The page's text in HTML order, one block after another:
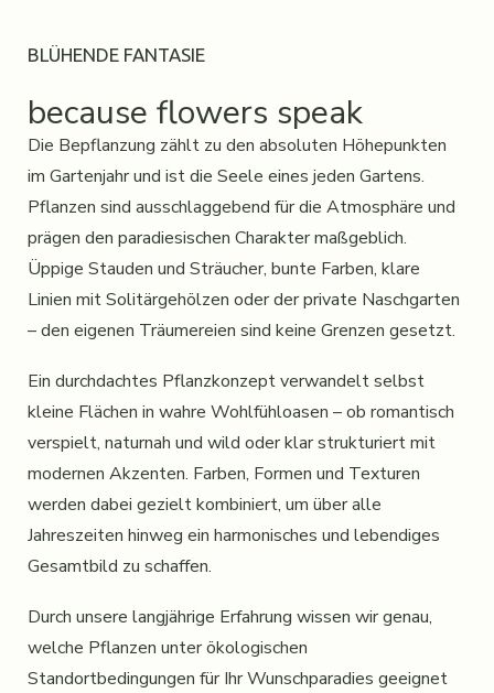
BLÜHENDE FANTASIE
because flowers speak
Die Bepflanzung zählt zu den absoluten Höhepunkten
im Gartenjahr und ist die Seele eines jeden Gartens.
Pflanzen sind ausschlaggebend für die Atmosphäre und
prägen den paradiesischen Charakter maßgeblich.
Üppige Stauden und Sträucher, bunte Farben, klare
Linien mit Solitärgehölzen oder der private Naschgarten
– den eigenen Träumereien sind keine Grenzen gesetzt.
Ein durchdachtes Pflanzkonzept verwandelt selbst
kleine Flächen in wahre Wohlfühloasen – ob romantisch
verspielt, naturnah und wild oder klar strukturiert mit
modernen Akzenten. Farben, Formen und Texturen
werden dabei gezielt kombiniert, um über alle
Jahreszeiten hinweg ein harmonisches und lebendiges
Gesamtbild zu schaffen.
Durch unsere langjährige Erfahrung wissen wir genau,
welche Pflanzen unter ökologischen
Standortbedingungen für Ihr Wunschparadies geeignet